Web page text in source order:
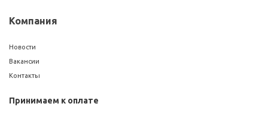
Компания
Новости
Вакансии
Контакты
Принимаем к оплате